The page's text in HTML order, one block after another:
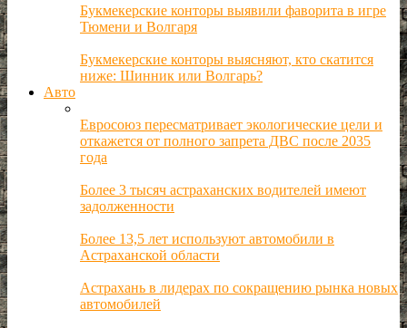
Букмекерские конторы выявили фаворита в игре
Тюмени и Волгаря
Букмекерские конторы выясняют, кто скатится
ниже: Шинник или Волгарь?
Авто
Евросоюз пересматривает экологические цели и
откажется от полного запрета ДВС после 2035
года
Более 3 тысяч астраханских водителей имеют
задолженности
Более 13,5 лет используют автомобили в
Астраханской области
Астрахань в лидерах по сокращению рынка новых
автомобилей